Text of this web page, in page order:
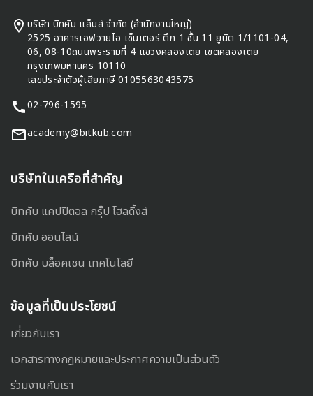
บริษัท บิทคับ แล็บส์ จำกัด (สำนักงานใหญ่)
2525 อาคารเอฟวายไอ เซ็นเตอร์ ตึก 1 ชั้น 11 ยูนิต 1/1101-04,
06, 08-10ถนนพระรามที่ 4 แขวงคลองเตย เขตคลองเตย
กรุงเทพมหานคร 10110
เลขประจำตัวผู้เสียภาษี 0105563043575
02-796-1595
academy@bitkub.com
บริษัทในเครือที่สำคัญ
บิทคับ แคปปิตอล กรุ๊ป โฮลดิ้งส์
บิทคับ ออนไลน์
บิทคับ บล็อคเชน เทคโนโลยี
ข้อมูลที่เป็นประโยชน์
เกี่ยวกับเรา
เอกสารทางกฎหมายและประกาศความเป็นส่วนตัว
ร่วมงานกับเรา